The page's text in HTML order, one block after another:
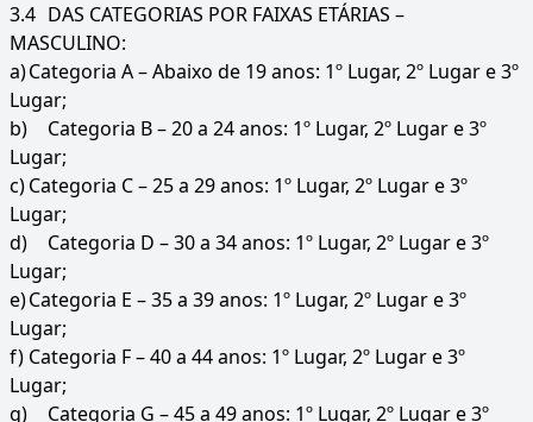
3.4 DAS CATEGORIAS POR FAIXAS ETÁRIAS –
MASCULINO:
a)Categoria A – Abaixo de 19 anos: 1º Lugar, 2º Lugar e 3º
Lugar;
b)
Categoria B – 20 a 24 anos: 1º Lugar, 2º Lugar e 3º
Lugar;
c)Categoria C – 25 a 29 anos: 1º Lugar, 2º Lugar e 3º
Lugar;
d)
Categoria D – 30 a 34 anos: 1º Lugar, 2º Lugar e 3º
Lugar;
e)Categoria E – 35 a 39 anos: 1º Lugar, 2º Lugar e 3º
Lugar;
f) Categoria F – 40 a 44 anos: 1º Lugar, 2º Lugar e 3º
Lugar;
g)
Categoria G – 45 a 49 anos: 1º Lugar, 2º Lugar e 3º